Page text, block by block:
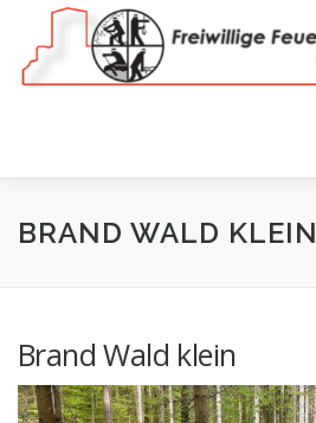
springen
NEWS VEREIN 150 JAHRE
COOKIE-RICHTLINIE (EU)
BRAND WALD KLEIN
Brand Wald klein